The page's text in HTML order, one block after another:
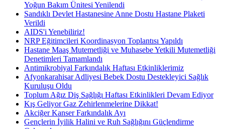
Yoğun Bakım Ünitesi Yenilendi
Sandıklı Devlet Hastanesine Anne Dostu Hastane Plaketi
Verildi
AIDS'i Yenebiliriz!
NRP Eğitimcileri Koordinasyon Toplantısı Yapıldı
Hastane Maaş Mutemetliği ve Muhasebe Yetkili Mutemetliği
Denetimleri Tamamlandı
Antimikrobiyal Farkındalık Haftası Etkinliklerimiz
Afyonkarahisar Adliyesi Bebek Dostu Destekleyici Sağlık
Kuruluşu Oldu
Toplum Ağız Diş Sağlığı Haftası Etkinlikleri Devam Ediyor
Kış Geliyor Gaz Zehirlenmelerine Dikkat!
Akciğer Kanser Farkındalık Ayı
Gençlerin İyilik Halini ve Ruh Sağlığını Güçlendirme